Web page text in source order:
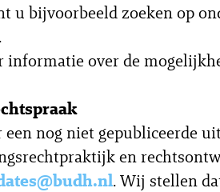
u bijvoorbeeld zoeken op
informatie over de
nog niet gepubliceerde
en
. Wij stellen